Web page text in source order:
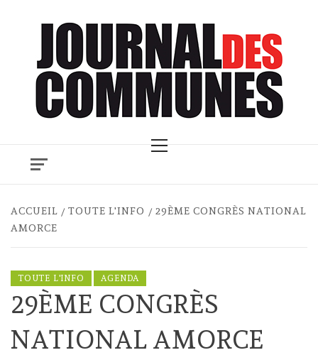
Menu
ACCUEIL TOUTE L'INFO
29ÈME CONGRÈS NATIONAL
AMORCE
TOUTE L'INFO AGENDA
29ÈME CONGRÈS
NATIONAL AMORCE